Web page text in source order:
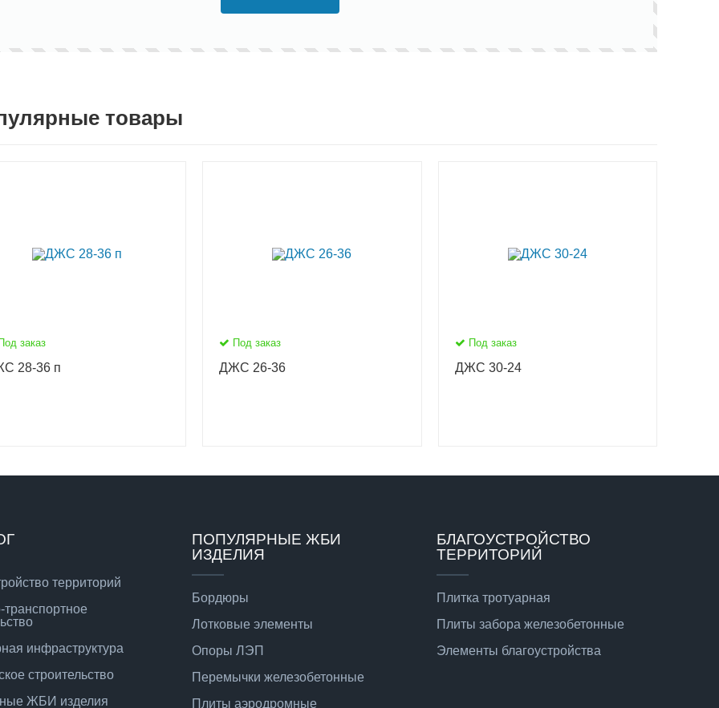
товары
заказ
28-36 п
Под заказ
ДЖС 26-36
Под заказ
ДЖС 30-24
территорий
инфраструктура
строительство
ЖБИ изделия
ПОПУЛЯРНЫЕ ЖБИ
ИЗДЕЛИЯ
Бордюры
Лотковые элементы
Опоры ЛЭП
Перемычки железобетонные
Плиты аэродромные
БЛАГОУСТРОЙСТВО
ТЕРРИТОРИЙ
Плитка тротуарная
Плиты забора железобетонные
Элементы благоустройства